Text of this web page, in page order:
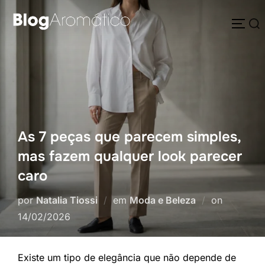
para
Pesquisar
As 7 peças que parecem simples,
mas fazem qualquer look parecer
caro
porNatalia Tiossi em Moda e Beleza onPostado
14/02/2026
Existe um tipo de elegância que não depende de